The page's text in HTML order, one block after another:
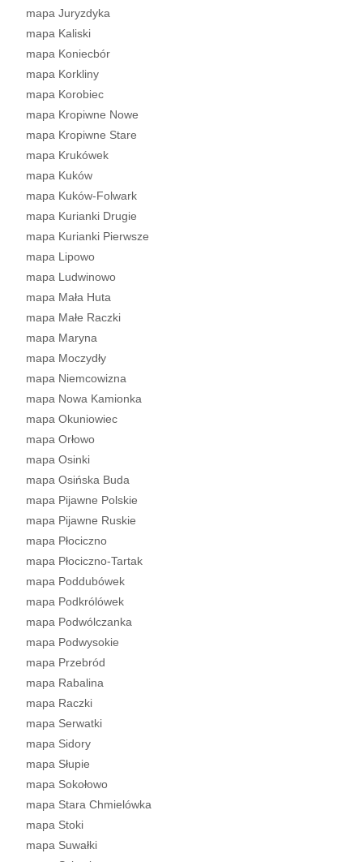
mapa Juryzdyka
mapa Kaliski
mapa Koniecbór
mapa Korkliny
mapa Korobiec
mapa Kropiwne Nowe
mapa Kropiwne Stare
mapa Krukówek
mapa Kuków
mapa Kuków-Folwark
mapa Kurianki Drugie
mapa Kurianki Pierwsze
mapa Lipowo
mapa Ludwinowo
mapa Mała Huta
mapa Małe Raczki
mapa Maryna
mapa Moczydły
mapa Niemcowizna
mapa Nowa Kamionka
mapa Okuniowiec
mapa Orłowo
mapa Osinki
mapa Osińska Buda
mapa Pijawne Polskie
mapa Pijawne Ruskie
mapa Płociczno
mapa Płociczno-Tartak
mapa Poddubówek
mapa Podkrólówek
mapa Podwólczanka
mapa Podwysokie
mapa Przebród
mapa Rabalina
mapa Raczki
mapa Serwatki
mapa Sidory
mapa Słupie
mapa Sokołowo
mapa Stara Chmielówka
mapa Stoki
mapa Suwałki